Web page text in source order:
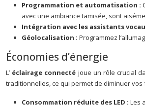
Programmation et automatisation :
avec une ambiance tamisée, sont
Intégration avec les assistants
Géolocalisation : Programmez
Économies d’énergie
L’ éclairage connecté joue un rôle crucial
traditionnelles, ce qui permet de diminuer vos
Consommation réduite des LED : Les